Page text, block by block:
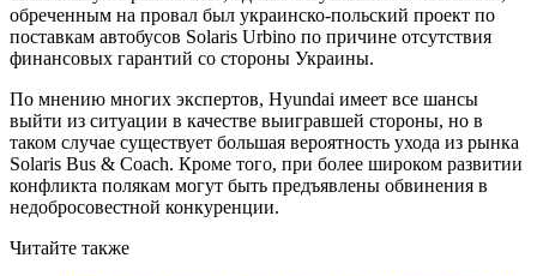
обреченным на провал был украинско-польский проект по
поставкам автобусов Solaris Urbino по причине отсутствия
финансовых гарантий со стороны Украины.
По мнению многих экспертов, Hyundai имеет все шансы
выйти из ситуации в качестве выигравшей стороны, но в
таком случае существует большая вероятность ухода из рынка
Solaris Bus & Coach. Кроме того, при более широком развитии
конфликта полякам могут быть предъявлены обвинения в
недобросовестной конкуренции.
Читайте также